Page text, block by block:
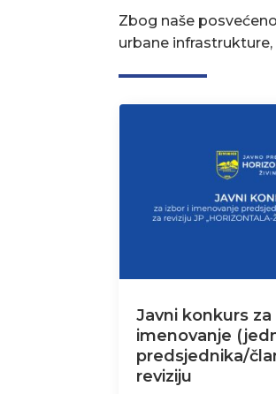
Zbog naše
urbane
Javni konkurs za
imenovanje
predsjednika/
reviziju